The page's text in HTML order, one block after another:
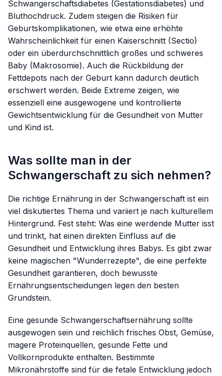
Schwangerschaftsdiabetes (Gestationsdiabetes) und
Bluthochdruck. Zudem steigen die Risiken für
Geburtskomplikationen, wie etwa eine erhöhte
Wahrscheinlichkeit für einen Kaiserschnitt (Sectio)
oder ein überdurchschnittlich großes und schweres
Baby (Makrosomie). Auch die Rückbildung der
Fettdepots nach der Geburt kann dadurch deutlich
erschwert werden. Beide Extreme zeigen, wie
essenziell eine ausgewogene und kontrollierte
Gewichtsentwicklung für die Gesundheit von Mutter
und Kind ist.
Was sollte man in der
Schwangerschaft zu sich nehmen?
Die richtige Ernährung in der Schwangerschaft ist ein
viel diskutiertes Thema und variiert je nach kulturellem
Hintergrund. Fest steht: Was eine werdende Mutter isst
und trinkt, hat einen direkten Einfluss auf die
Gesundheit und Entwicklung ihres Babys. Es gibt zwar
keine magischen "Wunderrezepte", die eine perfekte
Gesundheit garantieren, doch bewusste
Ernährungsentscheidungen legen den besten
Grundstein.
Eine gesunde Schwangerschaftsernährung sollte
ausgewogen sein und reichlich frisches Obst, Gemüse,
magere Proteinquellen, gesunde Fette und
Vollkornprodukte enthalten. Bestimmte
Mikronährstoffe sind für die fetale Entwicklung jedoch